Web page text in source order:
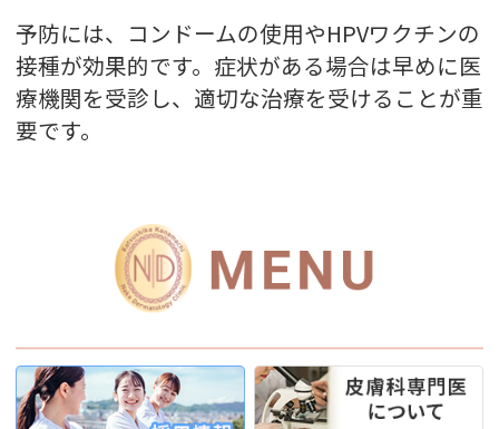
予防には、コンドームの使用やHPVワクチンの
接種が効果的です。症状がある場合は早めに医
療機関を受診し、適切な治療を受けることが重
要です。